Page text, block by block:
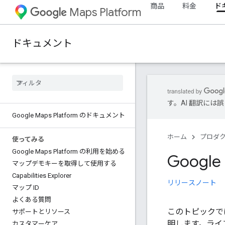
Maps Platform 商品 料金 ド
ドキュメント
Google Maps Platform のドキュメント
使ってみる
Google Maps Platform の利用を始める
マップデモキーを取得して使用する
Capabilities Explorer
マップ ID
よくある質問
サポートとリソース
す。AI 翻訳には
ホーム プロダ
Google
リリースノート
このトピック